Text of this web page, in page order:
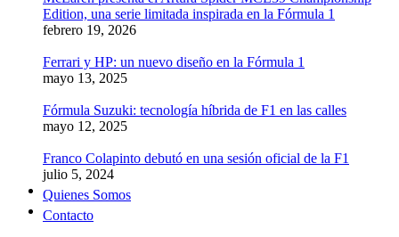
Edition, una serie limitada inspirada en la Fórmula 1
febrero 19, 2026
Ferrari y HP: un nuevo diseño en la Fórmula 1
mayo 13, 2025
Fórmula Suzuki: tecnología híbrida de F1 en las calles
mayo 12, 2025
Franco Colapinto debutó en una sesión oficial de la F1
julio 5, 2024
Quienes Somos
Contacto